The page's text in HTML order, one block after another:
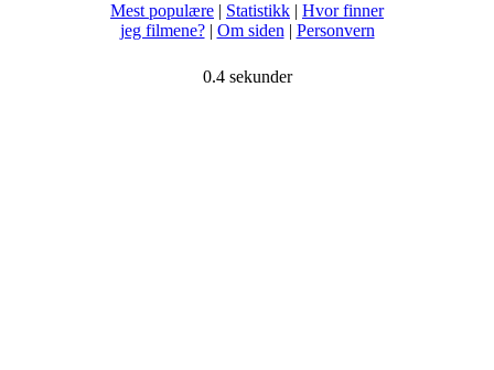
Mest populære | Statistikk | Hvor finner
jeg filmene?| Om siden| Personvern
0.4 sekunder